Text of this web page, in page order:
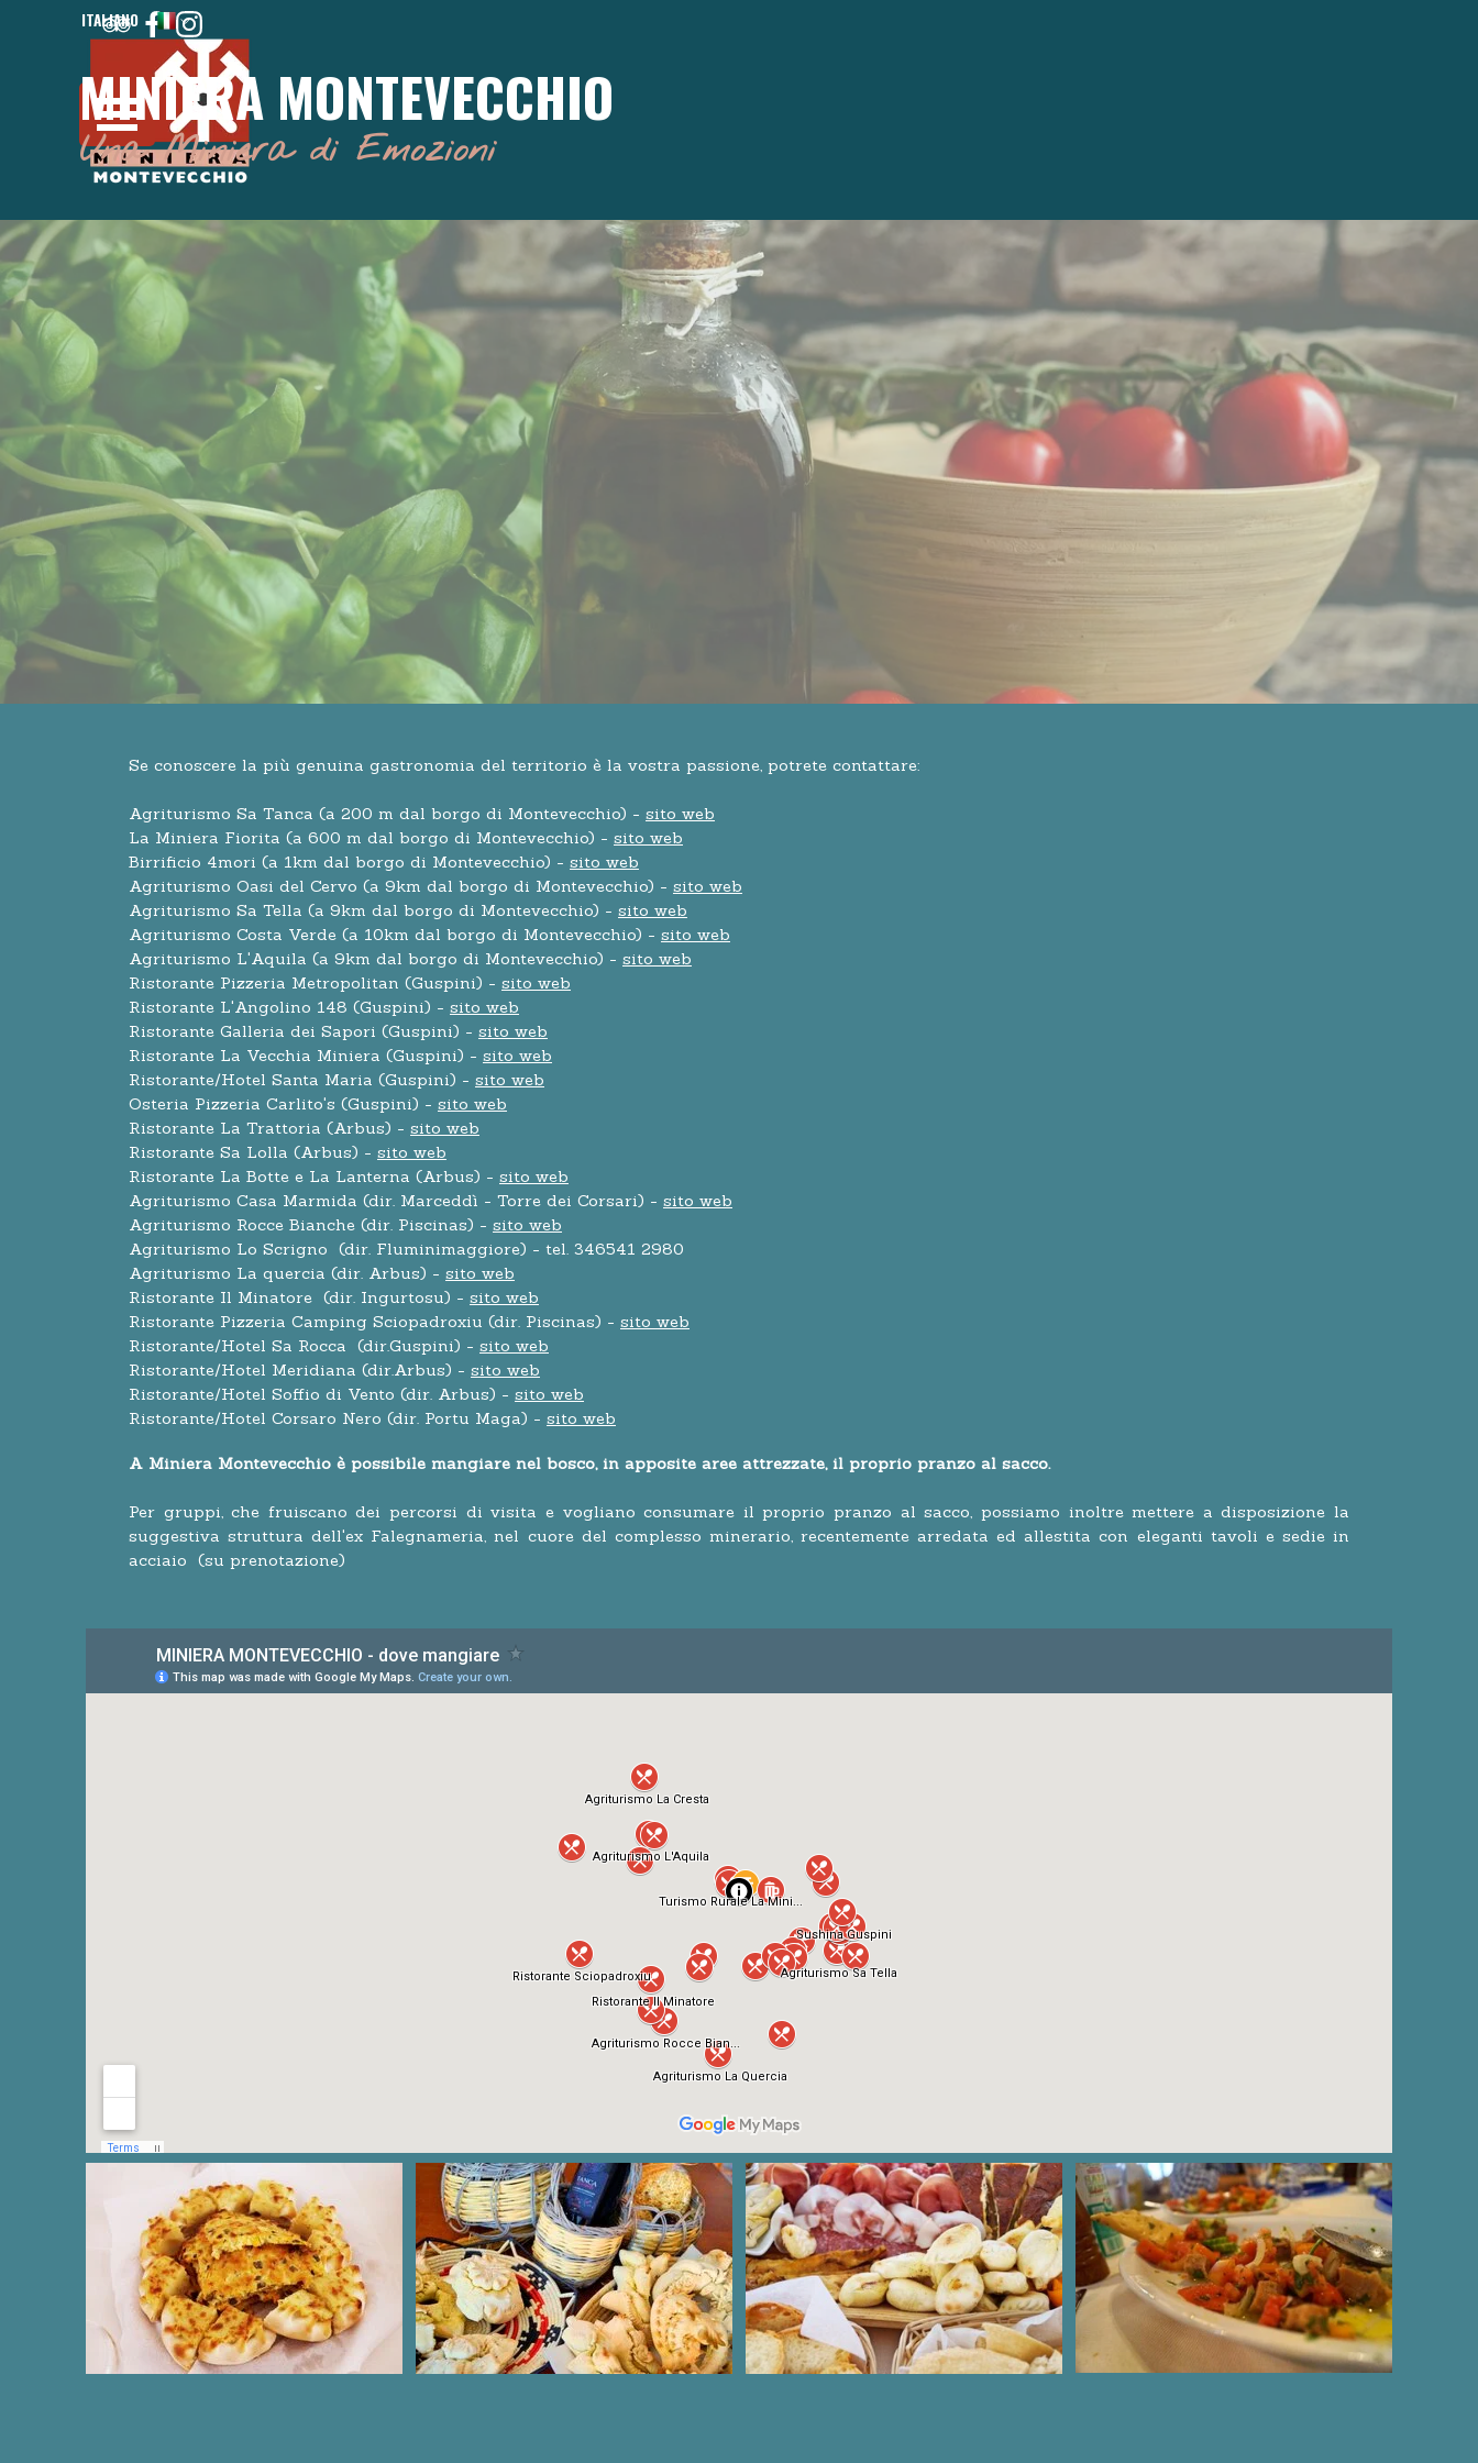
ITALIANO
ENGLISH
MINIERA MONTEVECCHIO
Salta menù
Una Miniera di Emozioni
Se conoscere la più genuina gastronomia del territorio è la vostra passione, potrete contattare:
Agriturismo Sa Tanca (a 200 m dal borgo di Montevecchio) - sito web
La Miniera Fiorita (a 600 m dal borgo di Montevecchio) - sito web
Birrificio 4mori (a 1km dal borgo di Montevecchio) - sito web
Agriturismo Oasi del Cervo (a 9km dal borgo di Montevecchio) - sito web
Agriturismo Sa Tella (a 9km dal borgo di Montevecchio) - sito web
Agriturismo Costa Verde (a 10km dal borgo di Montevecchio) - sito web
Agriturismo L'Aquila (a 9km dal borgo di Montevecchio) - sito web
Ristorante Pizzeria Metropolitan (Guspini) - sito web
Ristorante L'Angolino 148 (Guspini) - sito web
Ristorante Galleria dei Sapori (Guspini) - sito web
Ristorante La Vecchia Miniera (Guspini) - sito web
Ristorante/Hotel Santa Maria (Guspini) - sito web
Osteria Pizzeria Carlito's (Guspini) - sito web
Ristorante La Trattoria (Arbus) - sito web
Ristorante Sa Lolla (Arbus) - sito web
Ristorante La Botte e La Lanterna (Arbus) - sito web
Agriturismo Casa Marmida (dir. Marceddì - Torre dei Corsari) - sito web
Agriturismo Rocce Bianche (dir. Piscinas) - sito web
Agriturismo Lo Scrigno (dir. Fluminimaggiore) - tel. 346541 2980
Agriturismo La quercia (dir. Arbus) - sito web
Ristorante Il Minatore (dir. Ingurtosu) - sito web
Ristorante Pizzeria Camping Sciopadroxiu (dir. Piscinas) - sito web
Ristorante/Hotel Sa Rocca (dir.Guspini) - sito web
Ristorante/Hotel Meridiana (dir.Arbus) - sito web
Ristorante/Hotel Soffio di Vento (dir. Arbus) - sito web
Ristorante/Hotel Corsaro Nero (dir. Portu Maga) - sito web
A Miniera Montevecchio è possibile mangiare nel bosco, in apposite aree attrezzate, il proprio pranzo al sacco.
Per gruppi, che fruiscano dei percorsi di visita e vogliano consumare il proprio pranzo al sacco, possiamo inoltre mettere a disposizione la
suggestiva struttura dell'ex Falegnameria, nel cuore del complesso minerario, recentemente arredata ed allestita con eleganti tavoli e sedie in
acciaio (su prenotazione)